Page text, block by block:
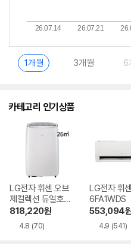
1개월 3개월 6
카테고리 인기상품
LG전자 휘센 오브
제컬렉션 듀얼호스
PQ08FDWBS
818,220원
4.8 (70)
LG전자 휘
6FA1WDS
553,094
4.9 (541)